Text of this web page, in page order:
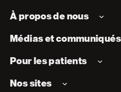
À propos de nous
Médias et
Pour les patients
Nos sites